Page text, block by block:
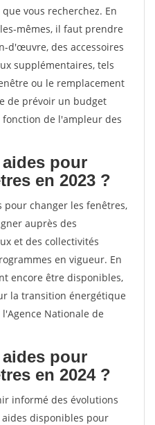
vous recherchez. En
mêmes, il faut prendre
d'œuvre, des accessoires
supplémentaires, tels
ou le remplacement
de prévoir un budget
de l'ampleur des
pour
en 2023 ?
pour changer les fenêtres,
auprès des
et des collectivités
en vigueur. En
encore être disponibles,
la transition énergétique
Nationale de
pour
en 2024 ?
informé des évolutions
disponibles pour